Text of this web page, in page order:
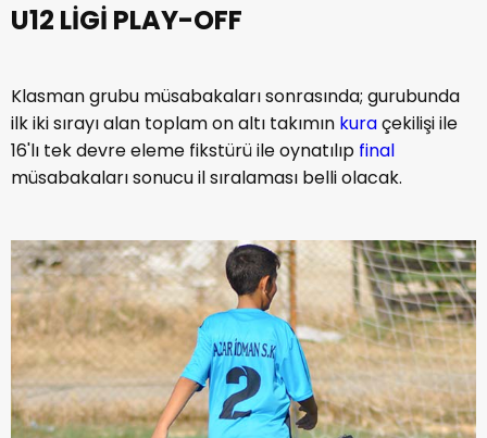
U12 LİGİ PLAY-OFF
Klasman grubu müsabakaları sonrasında; gurubunda
ilk iki sırayı alan toplam on altı takımın kuraçekilişi ile
16'lı tek devre eleme fikstürü ile oynatılıp final
müsabakaları sonucu il sıralaması belli olacak.